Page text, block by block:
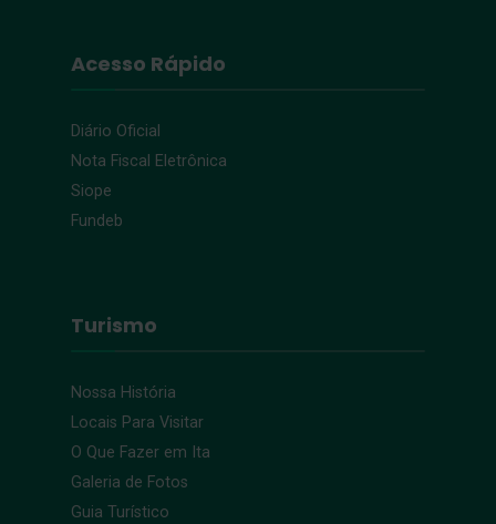
Acesso Rápido
Diário Oficial
Nota Fiscal Eletrônica
Siope
Fundeb
Turismo
Nossa História
Locais Para Visitar
O Que Fazer em Ita
Galeria de Fotos
Guia Turístico